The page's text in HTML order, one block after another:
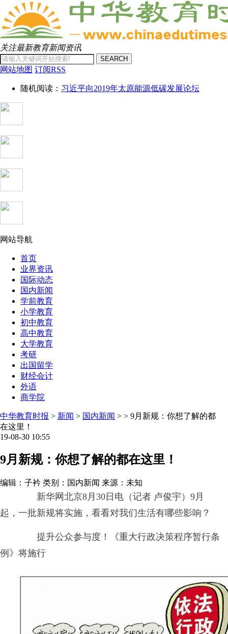
关注最新教育新闻资讯
SEARCH
网站地图 订阅RSS
随机阅读： 习近平向2019年太原能源低碳发展论坛
网站导航
首页
业界资讯
国际动态
国内新闻
学前教育
小学教育
初中教育
高中教育
大学教育
考研
出国留学
财经会计
外语
商学院
中华教育时报 > 新闻 > 国内新闻 > > 9月新规：你想了解的都
在这里！
19-08-30 10:55
9月新规：你想了解的都在这里！
编辑：子衿 类别：国内新闻 来源：未知
新华网北京8月30日电（记者 卢俊宇）9月
起，一批新规将实施，看看对我们生活有哪些影响？
提升公众参与度！《重大行政决策程序暂行条
例》将施行